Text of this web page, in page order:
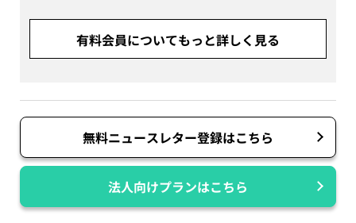
有料会員についてもっと詳しく見る
無料ニュースレター登録はこちら
法人向けプランはこちら